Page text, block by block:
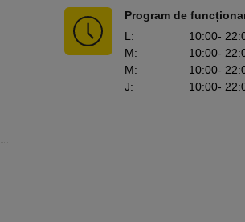
Program de
L : 10:00-
M: 10:00-
M: 10:00-
J: 10:00-